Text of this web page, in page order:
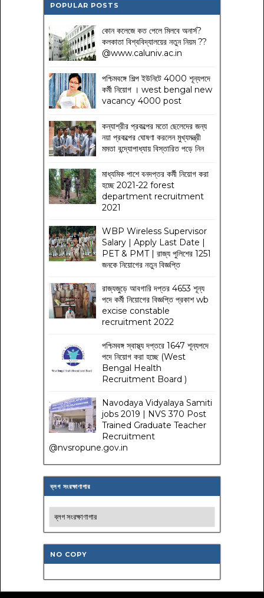
POPULAR POSTS
কোন কলেজে কত পেলে মিলবে অনার্স?
কলকাতা বিশ্ববিদ্যালয়ের নতুন নিয়ম??
@www.caluniv.ac.in
পশ্চিমবঙ্গে শিল্প ইউনিটে 4000 শূন্যপদে
কর্মী নিয়োগ । west bengal new
vacancy 4000 post
কন্যাশ্রীর প্রকল্পের মতো ছেলেদের জন্য
নয়া প্রকল্পের ঘোষণা করলেন মুখ্যমন্ত্রী
মমতা বন্দ্যোপাধ্যায় বিস্তারিত পড়ে নিন
মাধ্যমিক পাশে বনদপ্তর কর্মী নিয়োগ করা
হচ্ছে 2021-22 forest
department recruitment
2021
WBP Wireless Supervisor
Salary | Apply Last Date |
PET & PMT | রাজ্য পুলিশের 1251
জনকে নিয়োগের নতুন বিজ্ঞপ্তি
রাজ্যজুড়ে আবগারি দপ্তর 4653 শূন্য
পদে কর্মী নিয়োগের বিজ্ঞপ্তি প্রকাশ wb
excise constable
recruitment 2022
পশ্চিমবঙ্গ স্বাস্থ্য দপ্তরে 1647 শূন্যপদে
পদে নিয়োগ করা হচ্ছে (West
Bengal Health
Recruitment Board )
Navodaya Vidyalaya Samiti
jobs 2019 | NVS 370 Post
Trained Graduate Teacher
Recruitment
@nvsropune.gov.in
ব্লগ সংরক্ষাণাগার
NO COPY